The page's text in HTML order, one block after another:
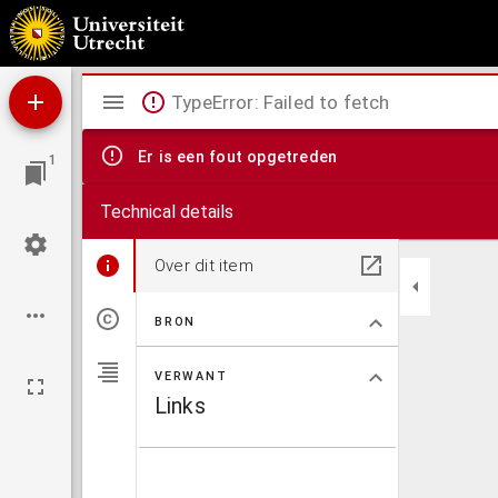
Christelijke overwegingen voor al de dagen der vasten volgens het evangelie der Mis,
1
Mirador
viewer
TypeError: Failed to fetch
Er is een fout opgetreden
Technical details
Over dit item
BRON
VERWANT
Links